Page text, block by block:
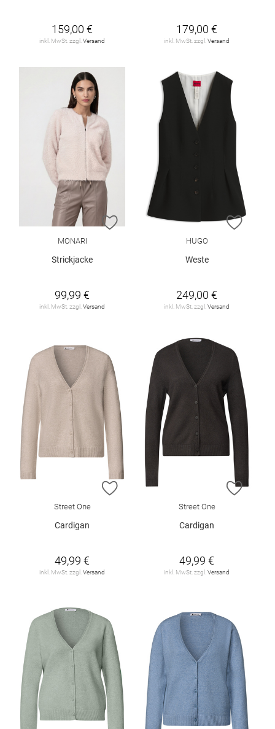
159,00 €
inkl. MwSt. zzgl. Versand
179,00 €
inkl. MwSt. zzgl. Versand
ZUR WUNSCHLISTE HINZUFÜGEN
MONARI
Strickjacke
99,99 €
inkl. MwSt. zzgl. Versand
ZUR
HUGO
Weste
249,00 €
inkl. MwSt. zzgl. Versand
ZUR WUNSCHLISTE HINZUFÜGEN
Street One
Cardigan
49,99 €
inkl. MwSt. zzgl. Versand
ZUR
Street One
Cardigan
49,99 €
inkl. MwSt. zzgl. Versand